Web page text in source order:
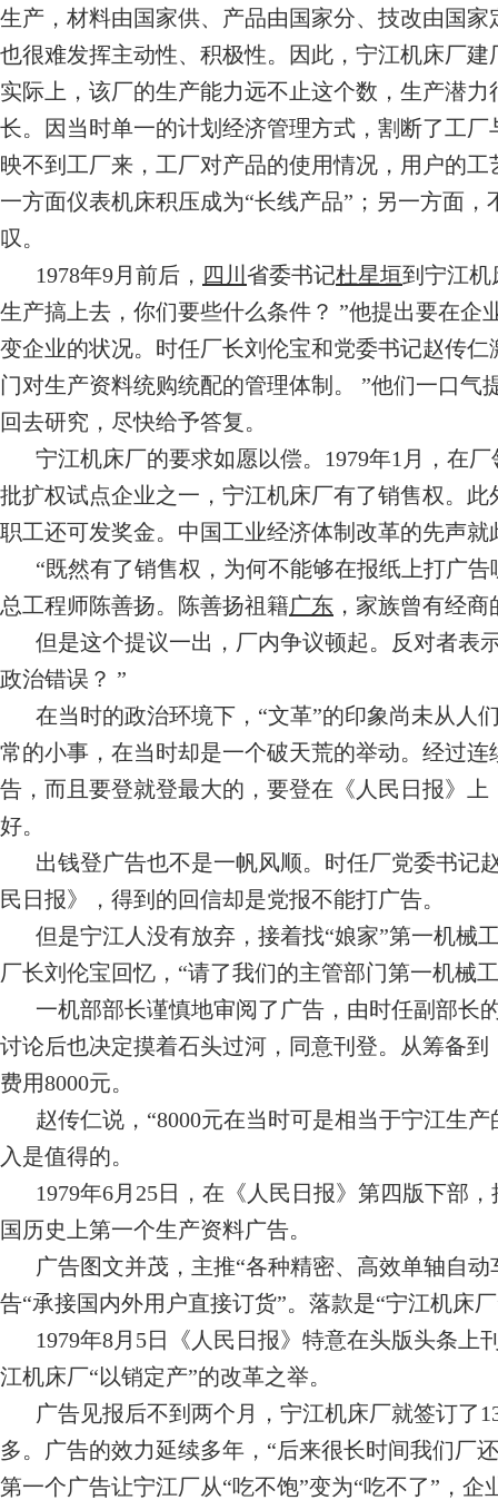
生产，材料由国家供、产品由国家分、技改由国
也很难发挥主动性、积极性。因此，宁江机床厂
实际上，该厂的生产能力远不止这个数，生产潜
长。因当时单一的计划经济管理方式，割断了工
映不到工厂来，工厂对产品的使用情况，用户的
一方面仪表机床积压成为“长线产品”；另一方面
叹。
1978年9月前后， 四川 省委书记杜星垣到宁江机
生产搞上去，你们要些什么条件？ ”他提出要在企
变企业的状况。时任厂长刘伦宝和党委书记赵传
门对生产资料统购统配的管理体制。 ”他们一口
回去研究，尽快给予答复。
宁江机床厂的要求如愿以偿。1979年1月，在
批扩权试点企业之一，宁江机床厂有了销售权。
职工还可发奖金。中国工业经济体制改革的先声就
“既然有了销售权，为何不能够在报纸上打广
总工程师陈善扬。陈善扬祖籍广东 ，家族曾有经
但是这个提议一出，厂内争议顿起。反对者表
政治错误？ ”
在当时的政治环境下，“文革”的印象尚未从人
常的小事，在当时却是一个破天荒的举动。经过
告，而且要登就登最大的，要登在《人民日报》
好。
出钱登广告也不是一帆风顺。时任厂党委书记
民日报》，得到的回信却是党报不能打广告。
但是宁江人没有放弃，接着找“娘家”第一机械
厂长刘伦宝回忆，“请了我们的主管部门第一机械
一机部部长谨慎地审阅了广告，由时任副部长
讨论后也决定摸着石头过河，同意刊登。从筹备
费用8000元。
赵传仁说，“8000元在当时可是相当于宁江生
入是值得的。
1979年6月25日，在《人民日报》第四版下
国历史上第一个生产资料广告。
广告图文并茂，主推“各种精密、高效单轴自
告“承接国内外用户直接订货”。落款是“宁江机床
1979年8月5日《人民日报》特意在头版头条
江机床厂“以销定产”的改革之举。
广告见报后不到两个月，宁江机床厂就签订了
多。广告的效力延续多年，“后来很长时间我们厂
第一个广告让宁江厂从“吃不饱”变为“吃不了”，